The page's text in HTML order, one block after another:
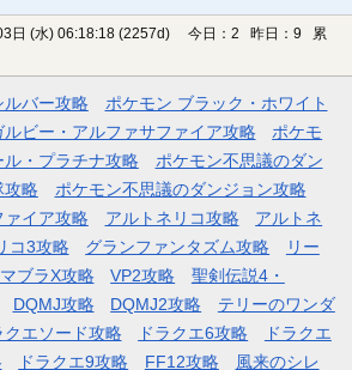
日 (水) 06:18:18 (2257d)
今日：2 昨日：9 累
ルバー攻略
ポケモン ブラック・ホワイト
ビー・アルファサファイア攻略
ポケモ
・プラチナ攻略
ポケモン不思議のダン
攻略
ポケモン不思議のダンジョン攻略
ァイア攻略
アルトネリコ攻略
アルトネ
コ3攻略 グランファンタズム攻略
リー
ブラX攻略 VP2攻略
聖剣伝説4・
DQMJ攻略 DQMJ2攻略
テリーのワンダ
クエソード攻略 ドラクエ6攻略
ドラクエ
ドラクエ9攻略 FF12攻略 風来のシレ